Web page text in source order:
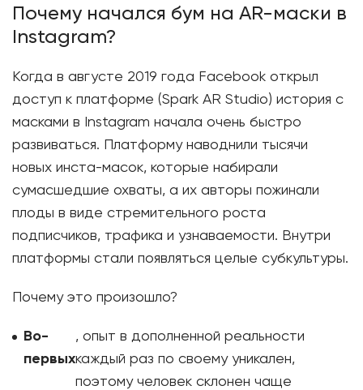
Почему начался бум на АR-маски в
Instagram?
Когда в августе 2019 года Facebook открыл
доступ к платформе (Spark AR Studio) история с
масками в Instagram начала очень быстро
развиваться. Платформу наводнили тысячи
новых инста-масок, которые набирали
сумасшедшие охваты, а их авторы пожинали
плоды в виде стремительного роста
подписчиков, трафика и узнаваемости. Внутри
платформы стали появляться целые субкультуры.
Почему это произошло?
Во-
первых
, опыт в дополненной реальности
каждый раз по своему уникален,
поэтому человек склонен чаще